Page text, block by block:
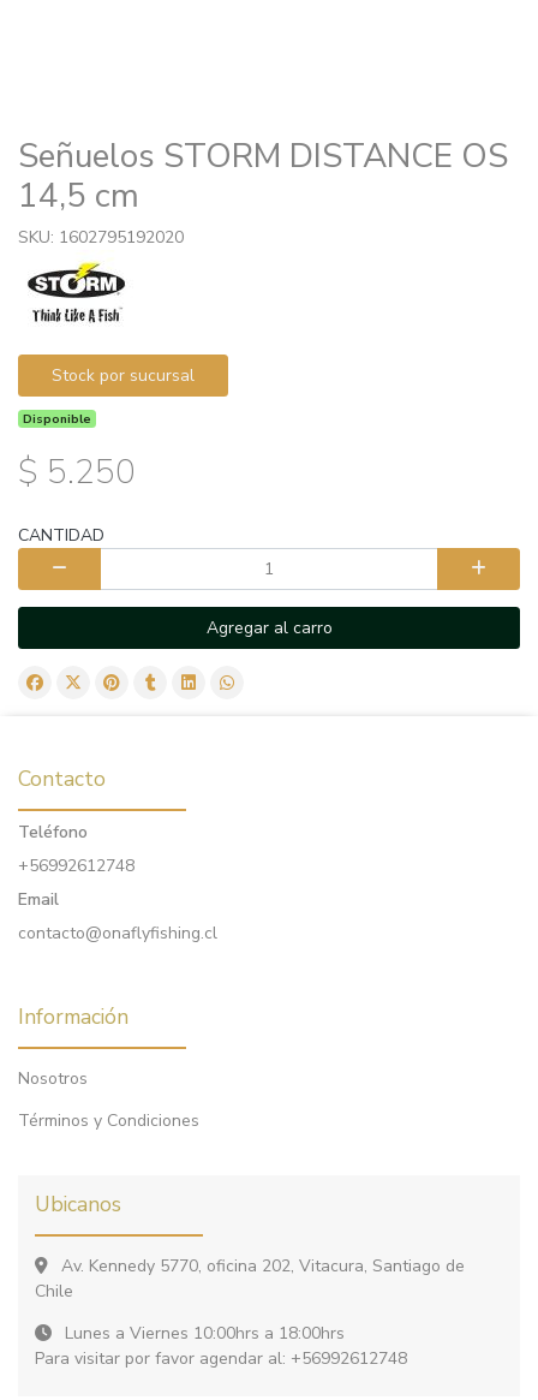
Señuelos STORM DISTANCE OS
14,5 cm
SKU: 1602795192020
Stock por sucursal
Disponible
$ 5.250
CANTIDAD
Agregar al carro
Contacto
Teléfono
+56992612748
Email
contacto@onaflyfishing.cl
Información
Nosotros
Términos y Condiciones
Ubicanos
Av. Kennedy 5770, oficina 202, Vitacura, Santiago de
Chile
Lunes a Viernes 10:00hrs a 18:00hrs
Para visitar por favor agendar al: +56992612748